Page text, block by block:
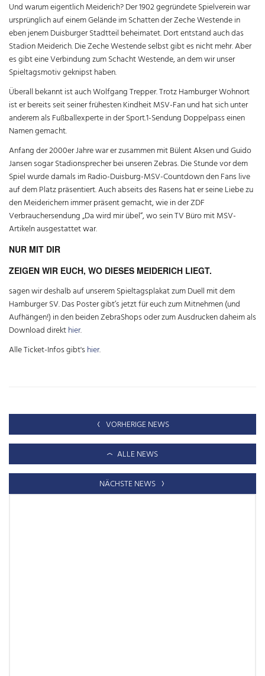
Und warum eigentlich Meiderich? Der 1902 gegründete Spielverein war
ursprünglich auf einem Gelände im Schatten der Zeche Westende in
eben jenem Duisburger Stadtteil beheimatet. Dort entstand auch das
Stadion Meiderich. Die Zeche Westende selbst gibt es nicht mehr. Aber
es gibt eine Verbindung zum Schacht Westende, an dem wir unser
Spieltagsmotiv geknipst haben.
Überall bekannt ist auch Wolfgang Trepper. Trotz Hamburger Wohnort
ist er bereits seit seiner frühesten Kindheit MSV-Fan und hat sich unter
anderem als Fußballexperte in der Sport.1-Sendung Doppelpass einen
Namen gemacht.
Anfang der 2000er Jahre war er zusammen mit Bülent Aksen und Guido
Jansen sogar Stadionsprecher bei unseren Zebras. Die Stunde vor dem
Spiel wurde damals im Radio-Duisburg-MSV-Countdown den Fans live
auf dem Platz präsentiert. Auch abseits des Rasens hat er seine Liebe zu
den Meiderichern immer präsent gemacht, wie in der ZDF
Verbrauchersendung „Da wird mir übel“, wo sein TV Büro mit MSV-
Artikeln ausgestattet war.
NUR MIT DIR
ZEIGEN WIR EUCH, WO DIESES MEIDERICH LIEGT.
sagen wir deshalb auf unserem Spieltagsplakat zum Duell mit dem
Hamburger SV. Das Poster gibt’s jetzt für euch zum Mitnehmen (und
Aufhängen!) in den beiden ZebraShops oder zum Ausdrucken daheim als
Download direkthier.
Alle Ticket-Infos gibt'shier.
VORHERIGE NEWS
ALLE NEWS
NÄCHSTE NEWS